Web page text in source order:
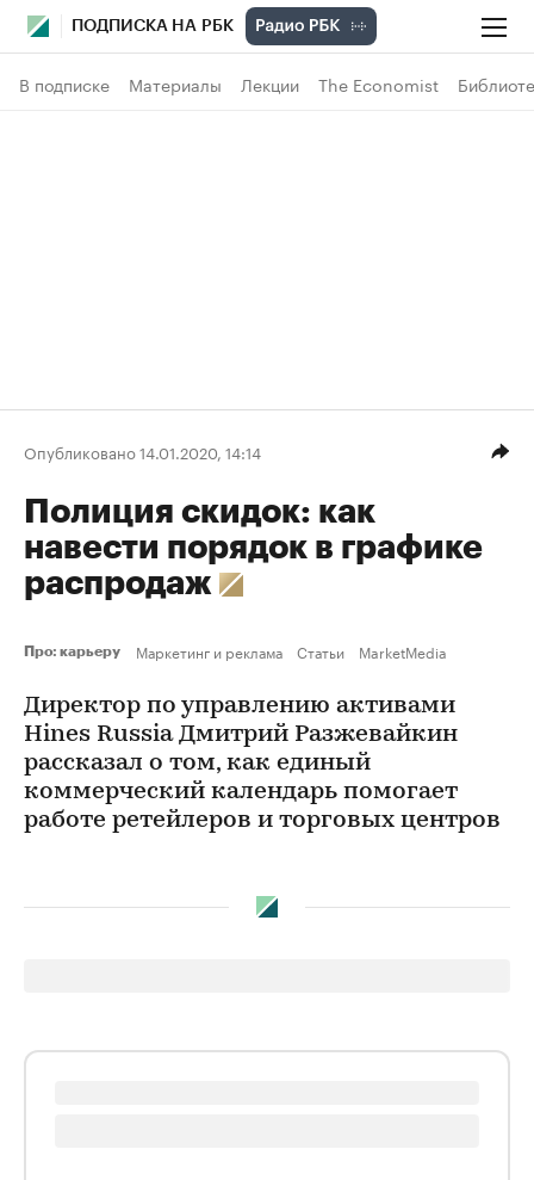
ПОДПИСКА НА РБК
В подписке Материалы Лекции The Economist
Опубликовано 14.01.2020, 14:14
Полиция скидок: как
навести порядок в графике
распродаж
Про: карьеру Маркетинг и реклама Статьи MarketMedia
Директор по управлению активами
Hines Russia Дмитрий Разжевайкин
рассказал о том, как единый
коммерческий календарь помогает
работе ретейлеров и торговых центров